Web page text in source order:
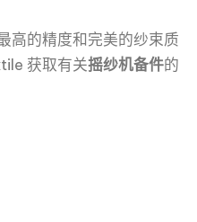
高的精度和完美的纱束质
获取有关摇纱机备件的